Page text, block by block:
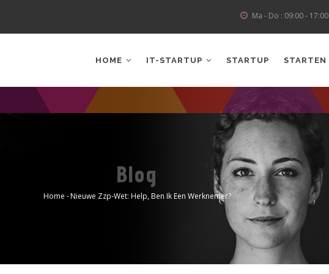
Ma - Do : 09:00 - 17:00
HOME IT-STARTUP STARTUP STARTEN
Blog
Home -Nieuwe Zzp-Wet: Help, Ben Ik Een Werknemer?